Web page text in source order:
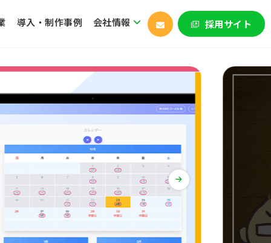
導入・制作事例 会社情報 採用サイト